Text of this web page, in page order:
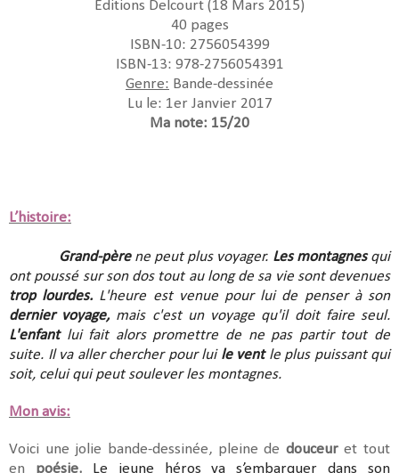
Editions Delcourt (18 Mars 2015)
40 pages
ISBN-10: 2756054399
ISBN-13: 978-2756054391
Genre: Bande-dessinée
Lu le: 1er Janvier 2017
Ma note: 15/20
L’histoire:
Grand-pèrene peut plus voyager. Les montagnesqui
ont poussé sur son dos tout au long de sa vie sont devenues
trop lourdes. L'heure est venue pour lui de penser à son
dernier voyage,mais c'est un voyage qu'il doit faire seul.
L'enfant lui fait alors promettre de ne pas partir tout de
suite. Il va aller chercher pour lui le ventle plus puissant qui
soit, celui qui peut soulever les montagnes.
Mon avis:
Voici une jolie bande-dessinée, pleine de douceuret tout
en poésie.
Le jeune héros va s’embarquer dans son